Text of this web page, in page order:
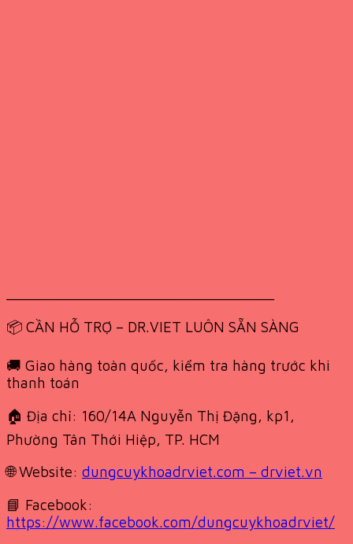
📦 CẦN HỖ TRỢ – DR.VIET LUÔN SẴN SÀNG
🚚 Giao hàng toàn quốc, kiểm tra hàng trước khi
thanh toán
🏠 Địa chỉ: 160/14A Nguyễn Thị Đặng, kp1,
Phường Tân Thới Hiệp, TP. HCM
🌐 Website: dungcuykhoadrviet.com – drviet.vn
📘 Facebook:
https://www.facebook.com/dungcuykhoadrviet/